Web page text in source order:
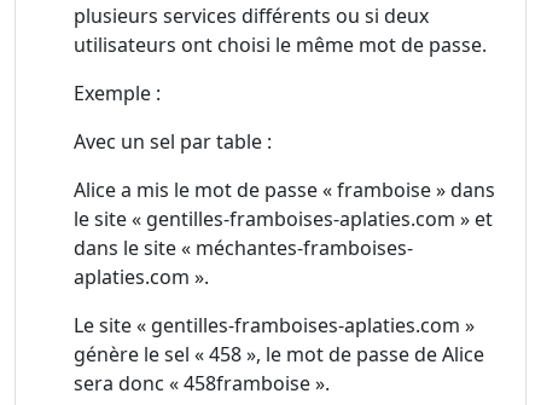
plusieurs services différents ou si deux
utilisateurs ont choisi le même mot de passe.
Exemple :
Avec un sel par table :
Alice a mis le mot de passe « framboise » dans
le site « gentilles-framboises-aplaties.com » et
dans le site « méchantes-framboises-
aplaties.com ».
Le site « gentilles-framboises-aplaties.com »
génère le sel « 458 », le mot de passe de Alice
sera donc « 458framboise ».